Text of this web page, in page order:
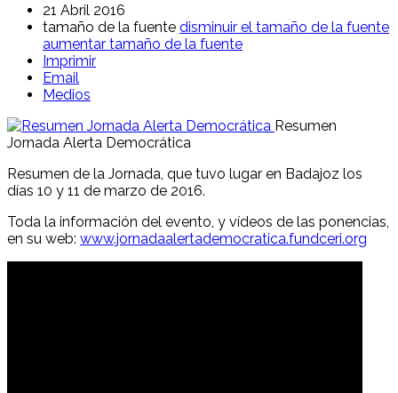
21 Abril 2016
tamaño de la fuente disminuir el tamaño de la fuente
aumentar tamaño de la fuente
Imprimir
Email
Medios
Resumen
Jornada Alerta Democrática
Resumen de la Jornada, que tuvo lugar en Badajoz los
días 10 y 11 de marzo de 2016.
Toda la información del evento, y vídeos de las ponencias,
en su web: www.jornadaalertademocratica.fundceri.org